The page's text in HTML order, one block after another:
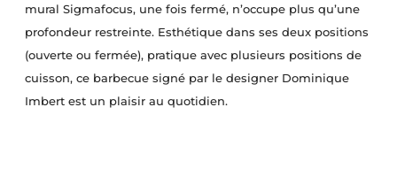
mural Sigmafocus, une fois fermé, n’occupe plus qu’une
profondeur restreinte. Esthétique dans ses deux positions
(ouverte ou fermée), pratique avec plusieurs positions de
cuisson, ce barbecue signé par le designer Dominique
Imbert est un plaisir au quotidien.